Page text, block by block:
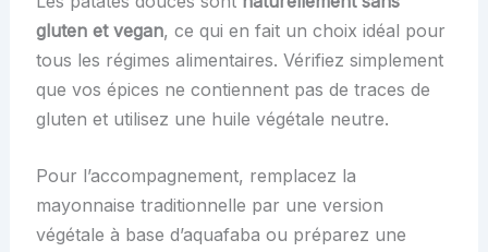
gluten et vegan, ce qui en fait un choix idéal pour
tous les régimes alimentaires. Vérifiez simplement
que vos épices ne contiennent pas de traces de
gluten et utilisez une huile végétale neutre.
Pour l’accompagnement, remplacez la
mayonnaise traditionnelle par une version
végétale à base d’aquafaba ou préparez une